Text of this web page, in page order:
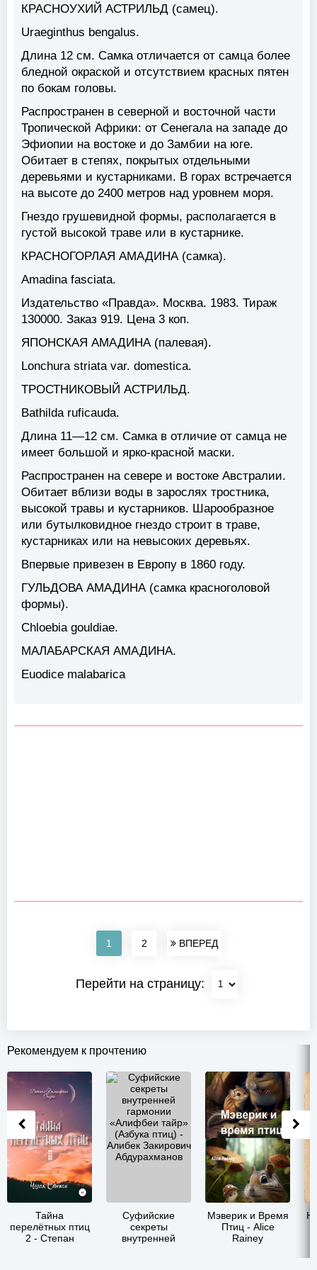
КРАСНОУХИЙ АСТРИЛЬД (самец).
Uraeginthus bengalus.
Длина 12 см. Самка отличается от самца более
бледной окраской и отсутствием красных пятен
по бокам головы.
Распространен в северной и восточной части
Тропической Африки: от Сенегала на западе до
Эфиопии на востоке и до Замбии на юге.
Обитает в степях, покрытых отдельными
деревьями и кустарниками. В горах встречается
на высоте до 2400 метров над уровнем моря.
Гнездо грушевидной формы, располагается в
густой высокой траве или в кустарнике.
КРАСНОГОРЛАЯ АМАДИНА(самка).
Amadina fasciata.
Издательство «Правда». Москва. 1983. Тираж
130000. Заказ 919. Цена 3 коп.
ЯПОНСКАЯ АМАДИНА(палевая).
Lonchura striata var. domestica.
ТРОСТНИКОВЫЙ АСТРИЛЬД.
Bathilda ruficauda.
Длина 11—12 см. Самка в отличие от самца не
имеет большой и ярко-красной маски.
Распространен на севере и востоке Австралии.
Обитает вблизи воды в зарослях тростника,
высокой травы и кустарников. Шарообразное
или бутылковидное гнездо строит в траве,
кустарниках или на невысоких деревьях.
Впервые привезен в Европу в 1860 году.
ГУЛЬДОВА АМАДИНА(самка красноголовой
формы).
Chloebia gouldiae.
МАЛАБАРСКАЯ АМАДИНА.
Euodice malabarica
1 2 ВПЕРЕД
Перейти на страницу:
Рекомендуем к прочтению
Тайна
перелётных птиц
2 - Степан
Суфийские
секреты
внутренней
Мэверик и Время
Птиц - Alice
Rainey